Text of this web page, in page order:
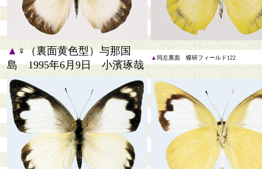
▲♀（裏面黄色型）与那国
島 1995年6月9日 小濱琢哉
▲ 同左裏面 蝶研フィールド122